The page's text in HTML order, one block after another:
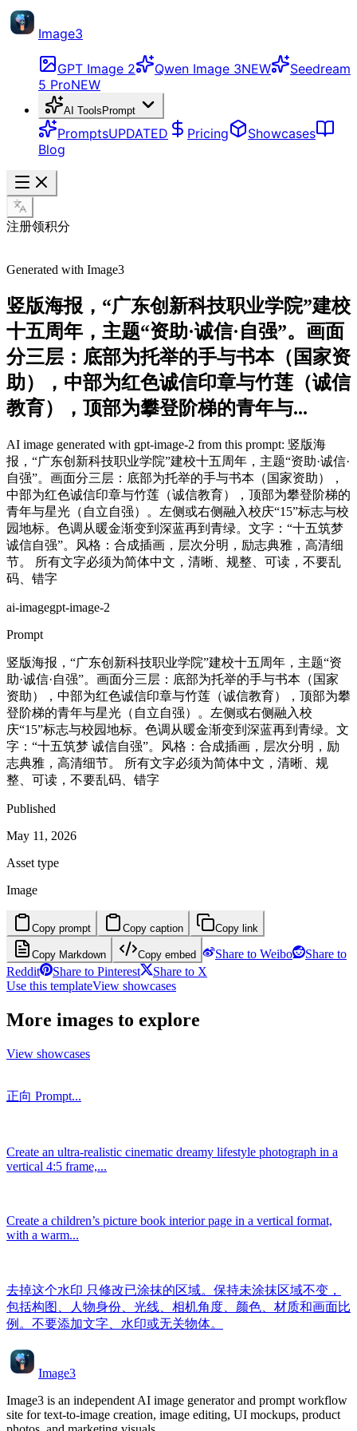
Image3
GPT Image 2 Qwen Image 3NEW
Seedream
5 ProNEW
AI Tools Prompt
PromptsUPDATED Pricing
Showcases
Blog
注册领积分
Generated with Image3
竖版海报，“广东创新科技职业学院”建校
十五周年，主题“资助·诚信·自强”。画面
分三层：底部为托举的手与书本（国家资
助），中部为红色诚信印章与竹莲（诚信
教育），顶部为攀登阶梯的青年与...
AI image generated with gpt-image-2 from this prompt: 竖版海
报，“广东创新科技职业学院”建校十五周年，主题“资助·诚信·
自强”。画面分三层：底部为托举的手与书本（国家资助），
中部为红色诚信印章与竹莲（诚信教育），顶部为攀登阶梯的
青年与星光（自立自强）。左侧或右侧融入校庆“15”标志与校
园地标。色调从暖金渐变到深蓝再到青绿。文字：“十五筑梦
诚信自强”。风格：合成插画，层次分明，励志典雅，高清细
节。 所有文字必须为简体中文，清晰、规整、可读，不要乱
码、错字
ai-imagegpt-image-2
Prompt
竖版海报，“广东创新科技职业学院”建校十五周年，主题“资
助·诚信·自强”。画面分三层：底部为托举的手与书本（国家
资助），中部为红色诚信印章与竹莲（诚信教育），顶部为攀
登阶梯的青年与星光（自立自强）。左侧或右侧融入校
庆“15”标志与校园地标。色调从暖金渐变到深蓝再到青绿。文
字：“十五筑梦 诚信自强”。风格：合成插画，层次分明，励
志典雅，高清细节。 所有文字必须为简体中文，清晰、规
整、可读，不要乱码、错字
Published
May 11, 2026
Asset type
Image
Copy prompt Copy caption Copy link
Copy Markdown Copy embed Share to Weibo
Share to
Reddit
Share to Pinterest
Share to X
Use this templateView showcases
More images to explore
View showcases
正向 Prompt...
Create an ultra-realistic cinematic dreamy lifestyle photograph in a
vertical 4:5 frame,...
Create a children’s picture book interior page in a vertical format,
with a warm...
去掉这个水印 只修改已涂抹的区域。保持未涂抹区域不变，
包括构图、人物身份、光线、相机角度、颜色、材质和画面比
例。不要添加文字、水印或无关物体。
Image3
Image3 is an independent AI image generator and prompt workflow
site for text-to-image creation, image editing, UI mockups, product